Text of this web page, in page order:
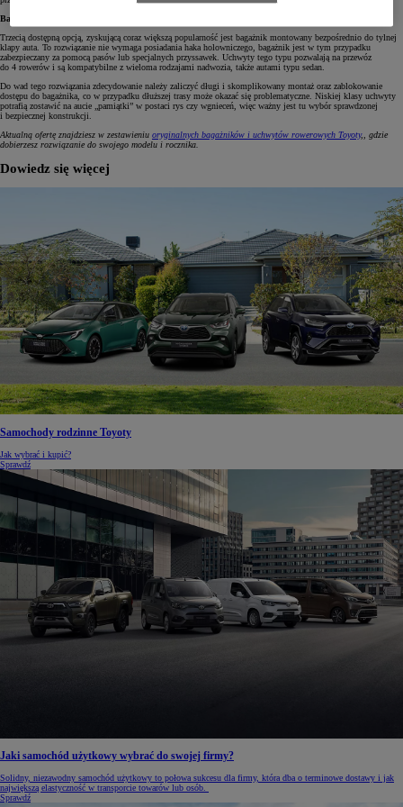
Bagażnik na tylną klapę – bez haka, ale tylko dla cierpliwych
Trzecią dostępną opcją, zyskującą coraz większą popularność jest bagażnik montowany bezpośrednio do tylnej
klapy auta. To rozwiązanie nie wymaga posiadania haka holowniczego, bagażnik jest w tym przypadku
zabezpieczany za pomocą pasów lub specjalnych przyssawek. Uchwyty tego typu pozwalają na przewóz
do 4 rowerów i są kompatybilne z wieloma rodzajami nadwozia, także autami typu sedan.
Do wad tego rozwiązania zdecydowanie należy zaliczyć długi i skomplikowany montaż oraz zablokowanie
dostępu do bagażnika, co w przypadku dłuższej trasy może okazać się problematyczne. Niskiej klasy uchwyty
potrafią zostawić na aucie „pamiątki” w postaci rys czy wgnieceń, więc ważny jest tu wybór sprawdzonej
i bezpiecznej konstrukcji.
Aktualną ofertę znajdziesz w zestawieniu oryginalnych bagażników i uchwytów rowerowych Toyoty,, gdzie
dobierzesz rozwiązanie do swojego modelu i rocznika.
Dowiedz się więcej
Samochody rodzinne Toyoty
Jak wybrać i kupić?
Sprawdź
Jaki samochód użytkowy wybrać do swojej firmy?
Solidny, niezawodny samochód użytkowy to połowa sukcesu dla firmy, która dba o terminowe dostawy i jak
największą elastyczność w transporcie towarów lub osób.
Sprawdź